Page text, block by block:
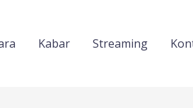
Kabar Streaming